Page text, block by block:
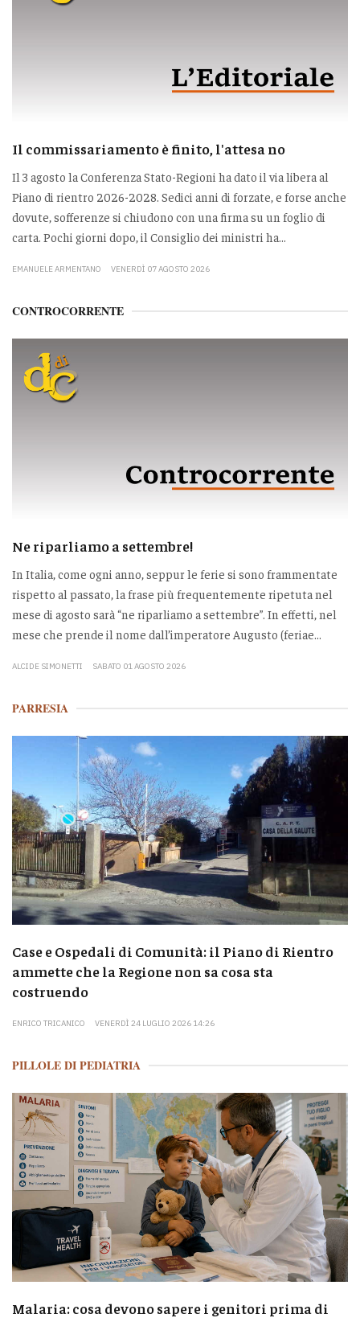
Il commissariamento è finito, l'attesa no
Il 3 agosto la Conferenza Stato-Regioni ha dato il via libera al
Piano di rientro 2026-2028. Sedici anni di forzate, e forse anche
dovute, sofferenze si chiudono con una firma su un foglio di
carta. Pochi giorni dopo, il Consiglio dei ministri ha...
EMANUELE ARMENTANO VENERDÌ 07 AGOSTO 2026
CONTROCORRENTE
Ne riparliamo a settembre!
In Italia, come ogni anno, seppur le ferie si sono frammentate
rispetto al passato, la frase più frequentemente ripetuta nel
mese di agosto sarà “ne riparliamo a settembre”. In effetti, nel
mese che prende il nome dall’imperatore Augusto (feriae...
ALCIDE SIMONETTI SABATO 01 AGOSTO 2026
PARRESIA
Case e Ospedali di Comunità: il Piano di Rientro
ammette che la Regione non sa cosa sta
costruendo
ENRICO TRICANICO VENERDÌ 24 LUGLIO 2026 14:26
PILLOLE DI PEDIATRIA
Malaria: cosa devono sapere i genitori prima di